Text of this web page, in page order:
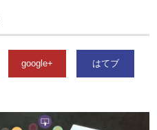
google+ はてブ